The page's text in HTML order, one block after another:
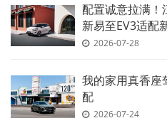
配置诚意拉满！
新易至EV3适配
2026-07-28
我的家用真香座
配
2026-07-24